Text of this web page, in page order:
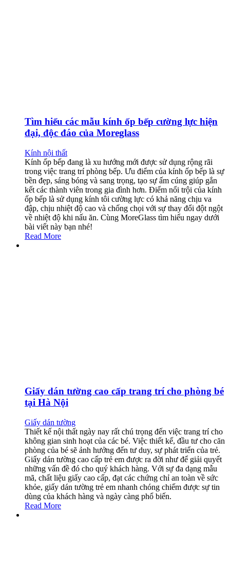
Tìm hiểu các mẫu kính ốp bếp cường lực hiện
đại, độc đáo của Moreglass
Kính nội thất
Kính ốp bếp đang là xu hướng mới được sử dụng rộng rãi
trong việc trang trí phòng bếp. Ưu điểm của kính ốp bếp là sự
bền đẹp, sáng bóng và sang trọng, tạo sự ấm cúng giúp gắn
kết các thành viên trong gia đình hơn. Điểm nổi trội của kính
ốp bếp là sử dụng kính tôi cường lực có khả năng chịu va
đập, chịu nhiệt độ cao và chống chọi với sự thay đổi đột ngột
về nhiệt độ khi nấu ăn. Cùng MoreGlass tìm hiểu ngay dưới
bài viết này bạn nhé!
Read More
Giấy dán tường cao cấp trang trí cho phòng bé
tại Hà Nội
Giấy dán tường
Thiết kế nội thất ngày nay rất chú trọng đến việc trang trí cho
không gian sinh hoạt của các bé. Việc thiết kế, đầu tư cho căn
phòng của bé sẽ ảnh hưởng đến tư duy, sự phát triển của trẻ.
Giấy dán tường cao cấp trẻ em được ra đời như để giải quyết
những vấn đề đó cho quý khách hàng. Với sự đa dạng mẫu
mã, chất liệu giấy cao cấp, đạt các chứng chỉ an toàn về sức
khỏe, giấy dán tường trẻ em nhanh chóng chiếm được sự tin
dùng của khách hàng và ngày càng phổ biến.
Read More